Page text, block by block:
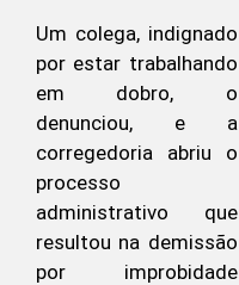
Um colega, indignado
por estar trabalhando
em dobro, o
denunciou, e a
corregedoria abriu o
processo
administrativo que
resultou na demissão
por improbidade